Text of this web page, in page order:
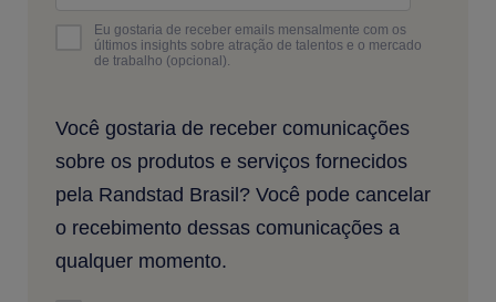
Eu gostaria de receber emails mensalmente com os
últimos insights sobre atração de talentos e o mercado
de trabalho (opcional).
Você gostaria de receber comunicações
sobre os produtos e serviços fornecidos
pela Randstad Brasil? Você pode cancelar
o recebimento dessas comunicações a
qualquer momento.